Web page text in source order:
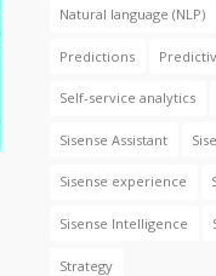
Natural language (NLP)
Predictions
Self-service analytics
Sisense Assistant
Sisense experience
Sisense Intelligence
Strategy